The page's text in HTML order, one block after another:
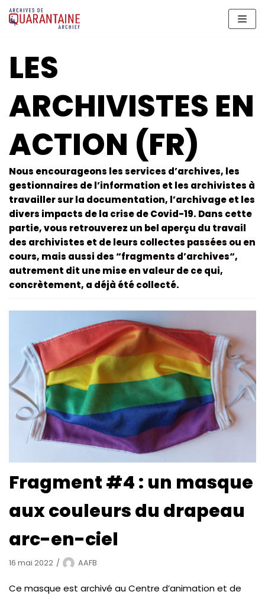
Aller
au
LES
ARCHIVISTES EN
ACTION (FR)
Nous encourageons les services d’archives, les
gestionnaires de l’information et les archivistes à
travailler sur la documentation, l’archivage et les
divers impacts de la crise de Covid-19. Dans cette
partie, vous retrouverez un bel aperçu du travail
des archivistes et de leurs collectes passées ou en
cours, mais aussi des “fragments d’archives“,
autrement dit une mise en valeur de ce qui,
concrètement, a déjà été collecté.
Fragment #4 : un masque
aux couleurs du drapeau
arc-en-ciel
16 mai 2022 AAFB
Ce masque est archivé au Centre d’animation et de